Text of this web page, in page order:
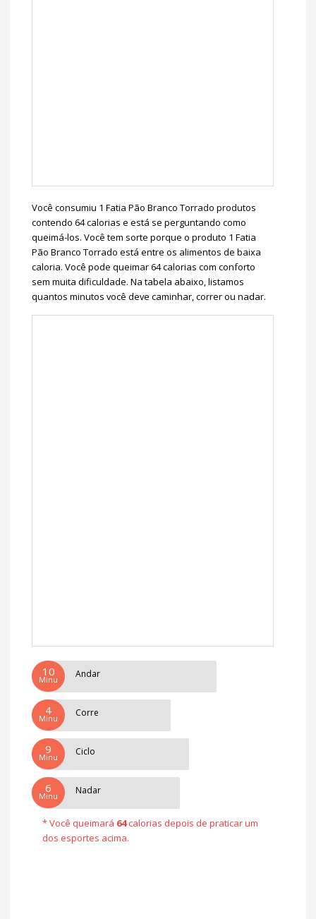
Você consumiu 1 Fatia Pão Branco Torrado produtos
contendo 64 calorias e está se perguntando como
queimá-los. Você tem sorte porque o produto 1 Fatia
Pão Branco Torrado está entre os alimentos de baixa
caloria. Você pode queimar 64 calorias com conforto
sem muita dificuldade. Na tabela abaixo, listamos
quantos minutos você deve caminhar, correr ou nadar.
10
Minu Andar
4
Minu Corre
9
Minu Ciclo
6
Minu Nadar
* Você queimará 64calorias depois de praticar um
dos esportes acima.